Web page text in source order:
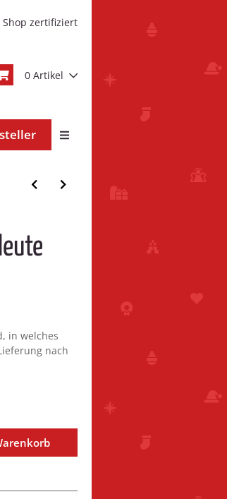
Shop zertifiziert
0 Artikel
in welches
nach